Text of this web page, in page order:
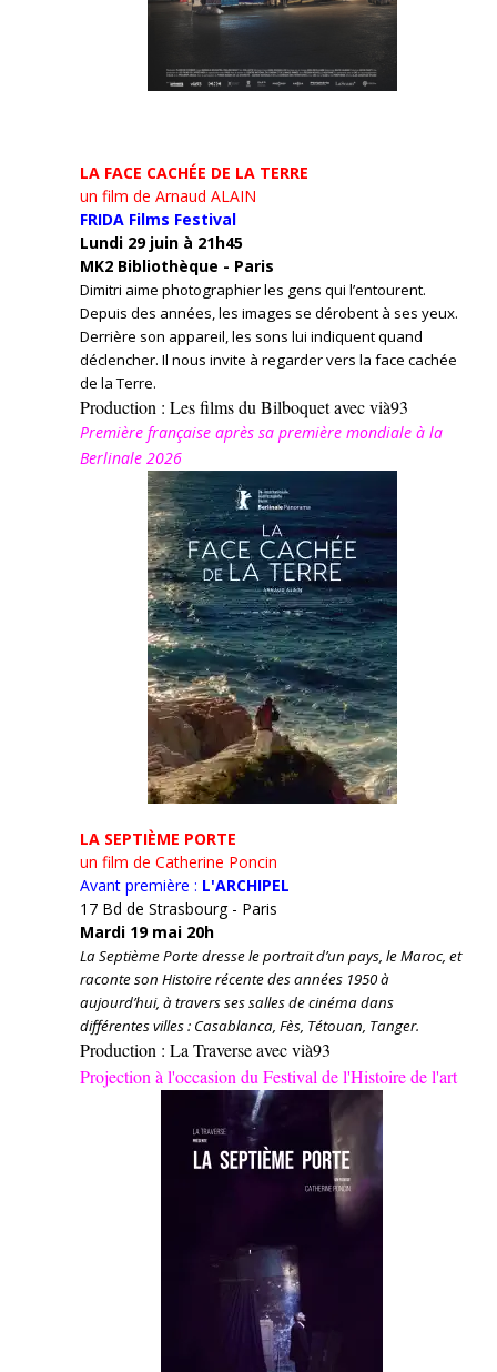
LA FACE CACHÉE DE LA TERRE
un film de Arnaud ALAIN
FRIDA Films Festival
Lundi 29 juin à 21h45
MK2 Bibliothèque - Paris
Dimitri aime photographier les gens qui l’entourent.
Depuis des années, les images se dérobent à ses yeux.
Derrière son appareil, les sons lui indiquent quand
déclencher. Il nous invite à regarder vers la face cachée
de la Terre.
Production : Les films du Bilboquet avec vià93
Première française après sa première mondiale à la
Berlinale 2026
LA SEPTIÈME PORTE
un film de Catherine Poncin
Avant première : L'ARCHIPEL
17 Bd de Strasbourg - Paris
Mardi 19 mai 20h
La Septième Porte dresse le portrait d’un pays, le Maroc, et
raconte son Histoire récente des années 1950 à
aujourd’hui, à travers ses salles de cinéma dans
différentes villes : Casablanca, Fès, Tétouan, Tanger.
Production : La Traverse avec vià93
Projection à l'occasion du Festival de l'Histoire de l'art